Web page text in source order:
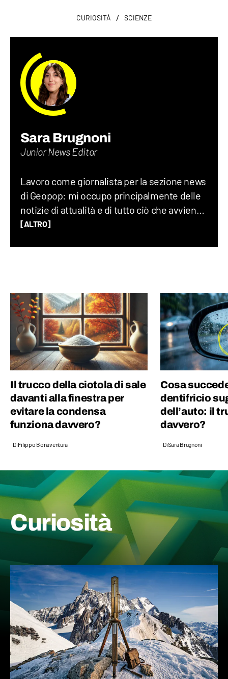
CURIOSITÀ / SCIENZE
Sara Brugnoni
Junior News Editor
Lavoro come giornalista per la sezione news
di Geopop: mi occupo principalmente delle
notizie di attualità e di tutto ciò che avviene
sul Pianeta Terra, dalla geopolitica allo
gli eventi del mondo siano profondamente
connessi tra di loro.
[ALTRO]
Il trucco della ciotola di sale
davanti alla finestra per
evitare la condensa
funziona davvero?
DiFilippo Bonaventura
Cosa
dentifricio
dell’auto: il
davvero?
DiSara Brugnoni
Curiosità